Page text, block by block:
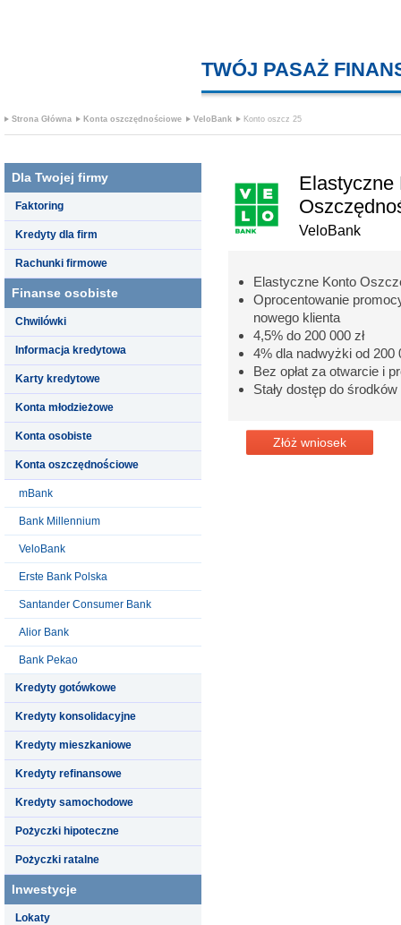
TWÓJ PASAŻ
Strona Główna Konta oszczędnościowe VeloBank Konto oszcz 25
Dla Twojej firmy
Faktoring
Kredyty dla firm
Rachunki firmowe
Finanse osobiste
Chwilówki
Informacja kredytowa
Karty kredytowe
Konta młodzieżowe
Konta osobiste
Konta oszczędnościowe
mBank
Bank Millennium
VeloBank
Erste Bank Polska
Santander Consumer Bank
Alior Bank
Bank Pekao
Kredyty gotówkowe
Kredyty konsolidacyjne
Kredyty mieszkaniowe
Kredyty refinansowe
Kredyty samochodowe
Pożyczki hipoteczne
Pożyczki ratalne
Inwestycje
Lokaty
Elastyczne
VeloBank
Elastyczne Konto
Oprocentowanie
nowego klienta
4,5% do 200 000 zł
4% dla nadwyżki od 200
Bez opłat za otwarcie i
Stały dostęp do środków
Złóż wniosek